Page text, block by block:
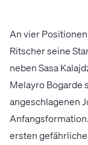
An vier
Ritscher seine
neben Sasa
Melayro Bogarde
angeschlagenen
ersten